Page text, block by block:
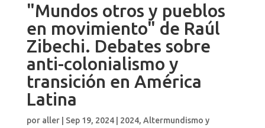
"Mundos otros y pueblos
en movimiento" de Raúl
Zibechi. Debates sobre
anti-colonialismo y
transición en América
Latina
por aller| Sep 19, 2024| 2024, Altermundismo y